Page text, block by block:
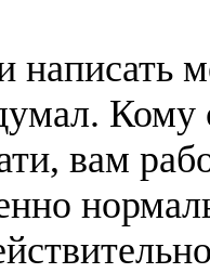
написать
Кому
вам